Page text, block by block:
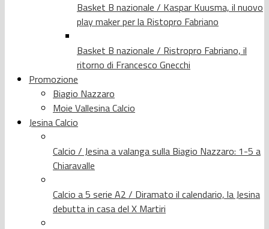
Basket B nazionale / Kaspar Kuusma, il nuovo
play maker per la Ristopro Fabriano
Basket B nazionale / Ristropro Fabriano, il
ritorno di Francesco Gnecchi
Promozione
Biagio Nazzaro
Moie Vallesina Calcio
Jesina Calcio
Calcio / Jesina a valanga sulla Biagio Nazzaro: 1-5 a
Chiaravalle
Calcio a 5 serie A2 / Diramato il calendario, la Jesina
debutta in casa del X Martiri